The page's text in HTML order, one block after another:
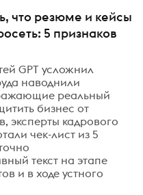
что резюме и кейсы
5 признаков
GPT усложнил
наводнили
реальный
бизнес от
эксперты кадрового
чек-лист из 5
текст на этапе
и в ходе устного